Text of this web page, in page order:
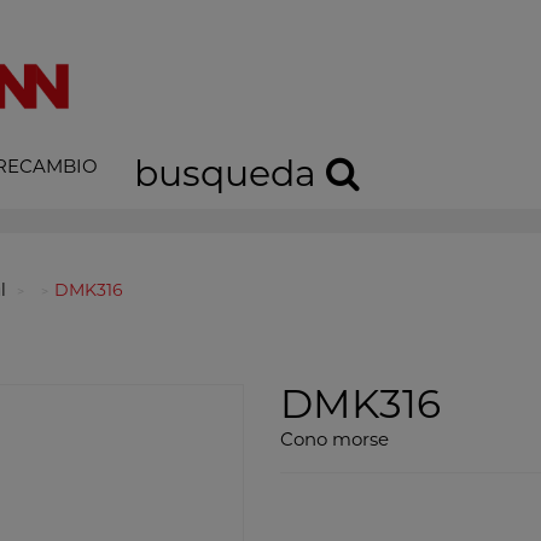
busqueda
DMK316
DMK316
Cono morse